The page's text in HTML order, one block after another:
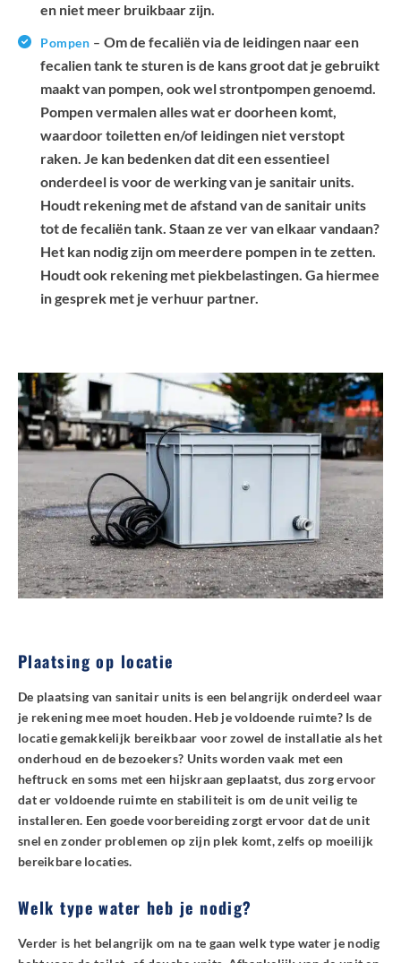
en niet meer bruikbaar zijn.
Pompen –Om de fecaliën via de leidingen naar een
fecalien tank te sturen is de kans groot dat je gebruikt
maakt van pompen, ook wel strontpompen genoemd.
Pompen vermalen alles wat er doorheen komt,
waardoor toiletten en/of leidingen niet verstopt
raken. Je kan bedenken dat dit een essentieel
onderdeel is voor de werking van je sanitair units.
Houdt rekening met de afstand van de sanitair units
tot de fecaliën tank. Staan ze ver van elkaar vandaan?
Het kan nodig zijn om meerdere pompen in te zetten.
Houdt ook rekening met piekbelastingen. Ga hiermee
in gesprek met je verhuur partner.
Plaatsing op locatie
De plaatsing van sanitair units is een belangrijk onderdeel waar
je rekening mee moet houden. Heb je voldoende ruimte? Is de
locatie gemakkelijk bereikbaar voor zowel de installatie als het
onderhoud en de bezoekers? Units worden vaak met een
heftruck en soms met een hijskraan geplaatst, dus zorg ervoor
dat er voldoende ruimte en stabiliteit is om de unit veilig te
installeren. Een goede voorbereiding zorgt ervoor dat de unit
snel en zonder problemen op zijn plek komt, zelfs op moeilijk
bereikbare locaties.
Welk type water heb je nodig?
Verder is het belangrijk om na te gaan welk type water je nodig